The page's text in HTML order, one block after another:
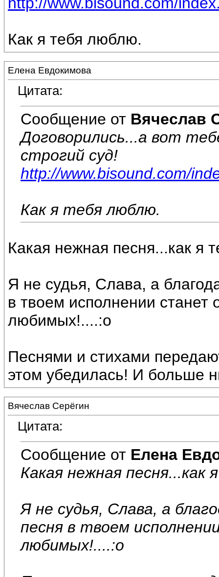
Как я тебя люблю.
Елена Евдокимова
Цитата:
Сообщение от Вячеслав
Договорились...а вот
строгий суд!
http://www.bisound.com/
Как я тебя люблю.
Какая нежная песня...как я
Я не судья, Слава, а
в твоем исполнении
любимых!....:o
Песнями и стихами
этом убедилась! И больше
Вячеслав Серёгин
Цитата:
Сообщение от Елена
Какая нежная песня...как
Я не судья, Слава, а
песня в твоем
любимых!....:o